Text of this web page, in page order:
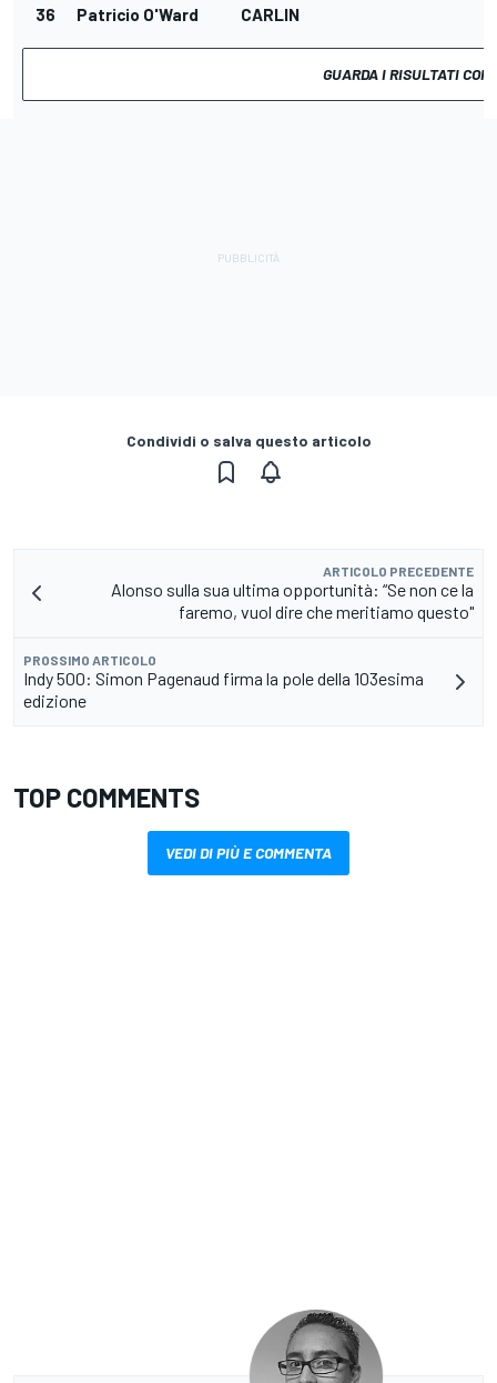
36 Patricio O'Ward CARLIN
GUARDA I RISULTATI
Condividi o salva questo articolo
ARTICOLO PRECEDENTE
Alonso sulla sua ultima opportunità: “Se non ce la
faremo, vuol dire che meritiamo questo"
PROSSIMO ARTICOLO
Indy 500: Simon Pagenaud firma la pole della 103esima
edizione
TOP COMMENTS
VEDI DI PIÙ E COMMENTA